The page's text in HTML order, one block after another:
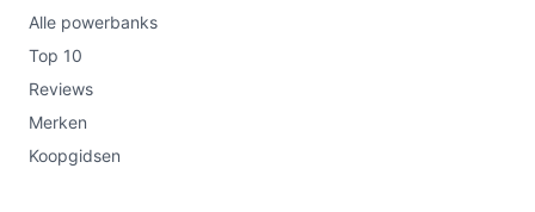
Alle powerbanks
Top 10
Reviews
Merken
Koopgidsen